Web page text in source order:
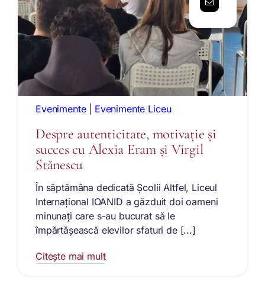
Evenimente| Evenimente Liceu
Despre autenticitate, motivație și
succes cu Alexia Eram și Virgil
Stănescu
În săptămâna dedicată Școlii Altfel, Liceul
Internațional IOANID a găzduit doi oameni
minunați care s-au bucurat să le
împărtășească elevilor sfaturi de [...]
Citește mai mult